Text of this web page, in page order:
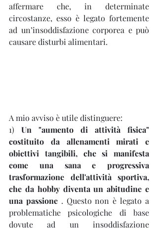
affermare che, in determinate
circostanze, esso è legato fortemente
ad un’insoddisfazione corporea e può
causare disturbi alimentari.
A mio avviso è utile distinguere:
1) Un "aumento di attività fisica"
costituito da allenamenti mirati e
obiettivi tangibili, che si manifesta
come una sana e progressiva
trasformazione dell'attività sportiva,
che da hobby diventa un abitudine e
una passione . Questo non è legato a
problematiche psicologiche di base
dovute ad un insoddisfazione